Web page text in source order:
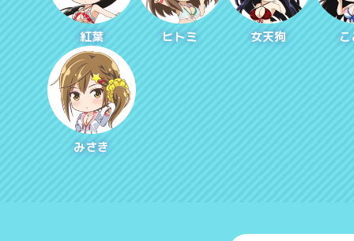
紅葉 ヒトミ 女天狗
みさき